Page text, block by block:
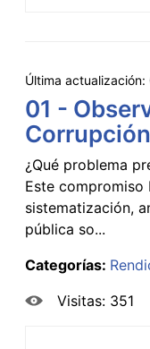
Última actualización:
01 -
¿Qué problema
Este compromiso
sistematización,
pública so...
Categorías:
Visitas: 351